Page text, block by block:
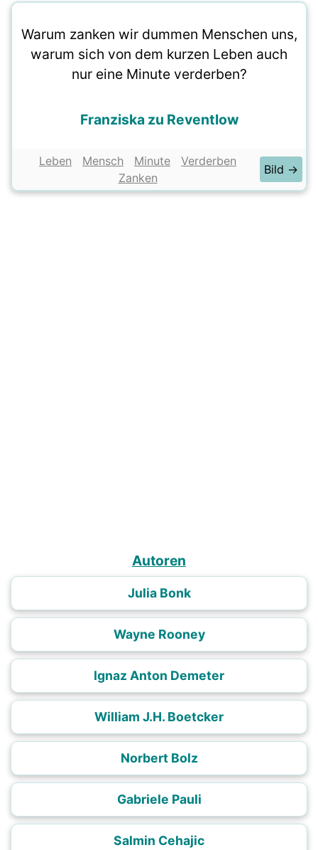
Warum zanken wir dummen Menschen uns,
warum sich von dem kurzen Leben auch
nur eine Minute verderben?
Franziska zu Reventlow
Leben Mensch Minute
Verderben
Zanken
Bild →
Autoren
Julia Bonk
Wayne Rooney
Ignaz Anton Demeter
William J.H. Boetcker
Norbert Bolz
Gabriele Pauli
Salmin Cehajic